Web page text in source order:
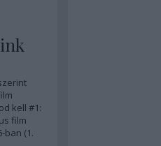
kell #1:
film
ban (1.